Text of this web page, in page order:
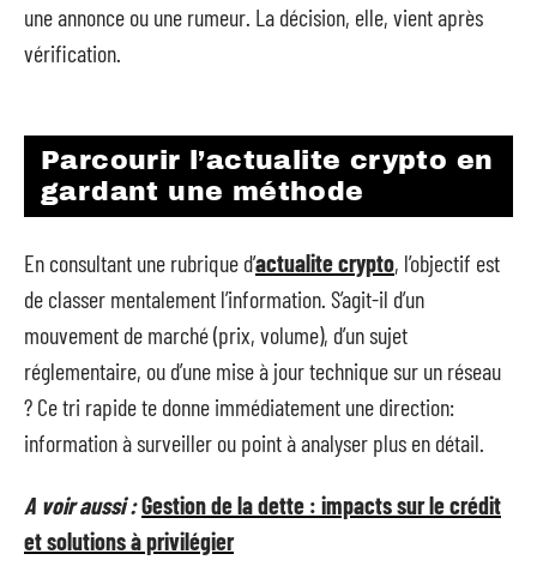
une annonce ou une rumeur. La décision, elle, vient après
vérification.
Parcourir l’actualite crypto en
gardant une méthode
En consultant une rubrique d’actualite crypto, l’objectif est
de classer mentalement l’information. S’agit-il d’un
mouvement de marché (prix, volume), d’un sujet
réglementaire, ou d’une mise à jour technique sur un réseau
? Ce tri rapide te donne immédiatement une direction:
information à surveiller ou point à analyser plus en détail.
A voir aussi :Gestion de la dette : impacts sur le crédit
et solutions à privilégier